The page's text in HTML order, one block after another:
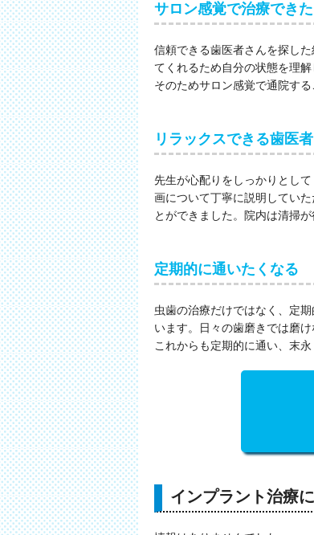
サロン感覚で治療できた
信頼できる歯医者さんを探し
てくれるため自分の状態を理
そのためサロン感覚で通院す
リラックスできる歯医
先生が心配りをしっかりとし
画について丁寧に説明してい
とができました。院内は清掃
定期的に通いたくなる
虫歯の治療だけではなく、定
います。日々の歯磨きでは磨
これからも定期的に通い、末
インプラント治療